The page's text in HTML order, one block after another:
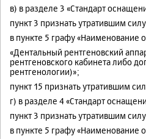
в) в разделе 3 «Стандарт
пункт 3 признать утратившим
в пункте 5 графу
«Дентальный рентгеновский
рентгеновского кабинета либо
рентгенологии)»;
пункт 15 признать утратившим
г) в разделе 4 «Стандарт
пункт 3 признать утратившим
в пункте 5 графу